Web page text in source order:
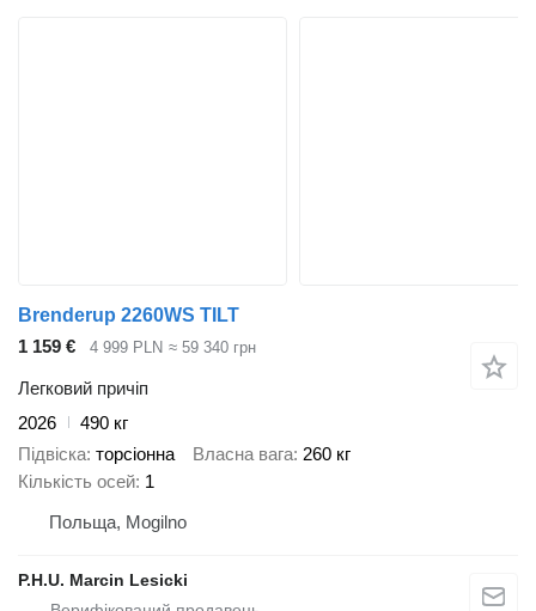
Brenderup 2260WS TILT
1 159 €
4 999 PLN ≈ 59 340 грн
Легковий причіп
2026
490 кг
Підвіска торсіонна Власна вага 260 кг
Кількість осей 1
Польща, Mogilno
P.H.U. Marcin Lesicki